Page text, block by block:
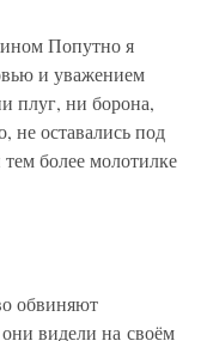
Попутно я
и уважением
плуг, ни борона,
не оставались под
более молотилке
обвиняют
видели на своём